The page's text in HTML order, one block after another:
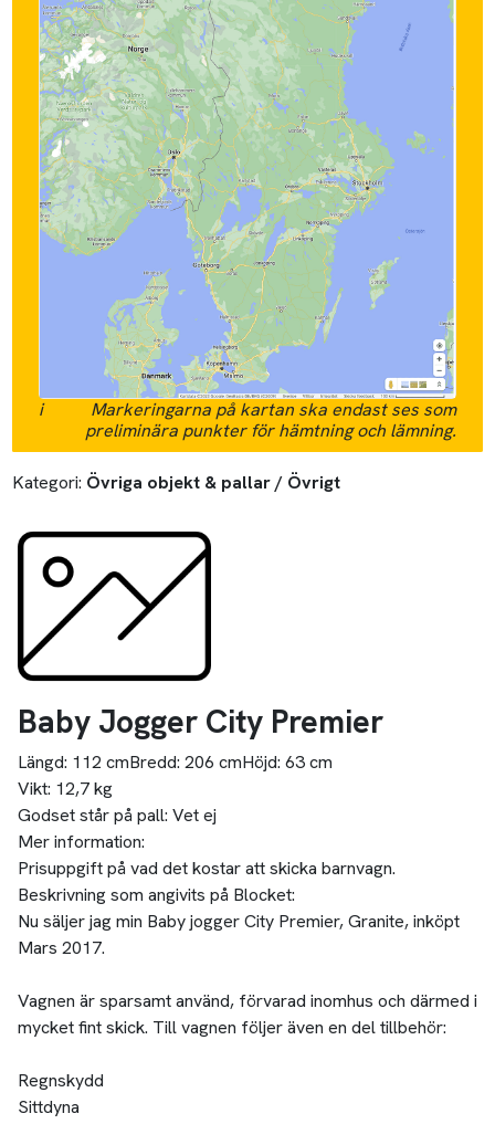
i
Markeringarna på kartan ska endast ses som
preliminära punkter för hämtning och lämning.
Kategori: Övriga objekt & pallar / Övrigt
Baby Jogger City Premier
Längd: 112 cmBredd: 206 cmHöjd: 63 cm
Vikt: 12,7 kg
Godset står på pall: Vet ej
Mer information:
Prisuppgift på vad det kostar att skicka barnvagn.
Beskrivning som angivits på Blocket:
Nu säljer jag min Baby jogger City Premier, Granite, inköpt
Mars 2017.
Vagnen är sparsamt använd, förvarad inomhus och därmed i
mycket fint skick. Till vagnen följer även en del tillbehör:
Regnskydd
Sittdyna